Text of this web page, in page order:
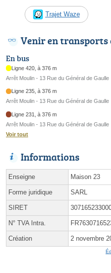
Trajet Waze
Venir en transports
En bus
Ligne 420, à 376 m
Arrêt Moulin - 13 Rue du Général de Gaulle
Ligne 235, à 376 m
Arrêt Moulin - 13 Rue du Général de Gaulle
Ligne 231, à 376 m
Arrêt Moulin - 13 Rue du Général de Gaulle
Voir tout
Informations
Enseigne Maison 23
Forme juridique SARL
SIRET
N° TVA Intra.
Création 2 novembre